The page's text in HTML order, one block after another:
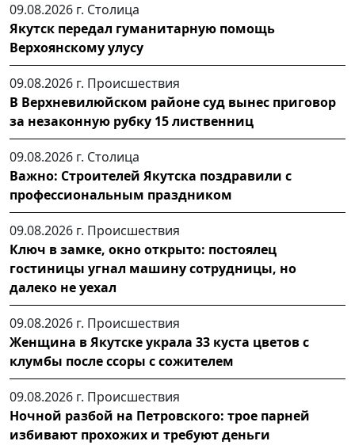
09.08.2026 г. Столица
Якутск передал гуманитарную помощь
Верхоянскому улусу
09.08.2026 г. Происшествия
В Верхневилюйском районе суд вынес приговор
за незаконную рубку 15 лиственниц
09.08.2026 г. Столица
Важно: Строителей Якутска поздравили с
профессиональным праздником
09.08.2026 г. Происшествия
Ключ в замке, окно открыто: постоялец
гостиницы угнал машину сотрудницы, но
далеко не уехал
09.08.2026 г. Происшествия
Женщина в Якутске украла 33 куста цветов с
клумбы после ссоры с сожителем
09.08.2026 г. Происшествия
Ночной разбой на Петровского: трое парней
избивают прохожих и требуют деньги